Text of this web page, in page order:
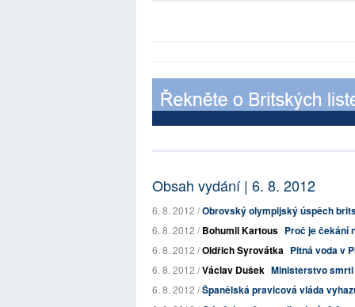
Obsah vydání | 6. 8. 2012
6. 8. 2012 /Obrovský olympijský úspěch
6. 8. 2012 /Bohumil Kartous Proč je čekání
6. 8. 2012 /Oldřich Syrovátka Pitná voda v
6. 8. 2012 /Václav Dušek Ministerstvo smrti
6. 8. 2012 /Španělská pravicová vláda